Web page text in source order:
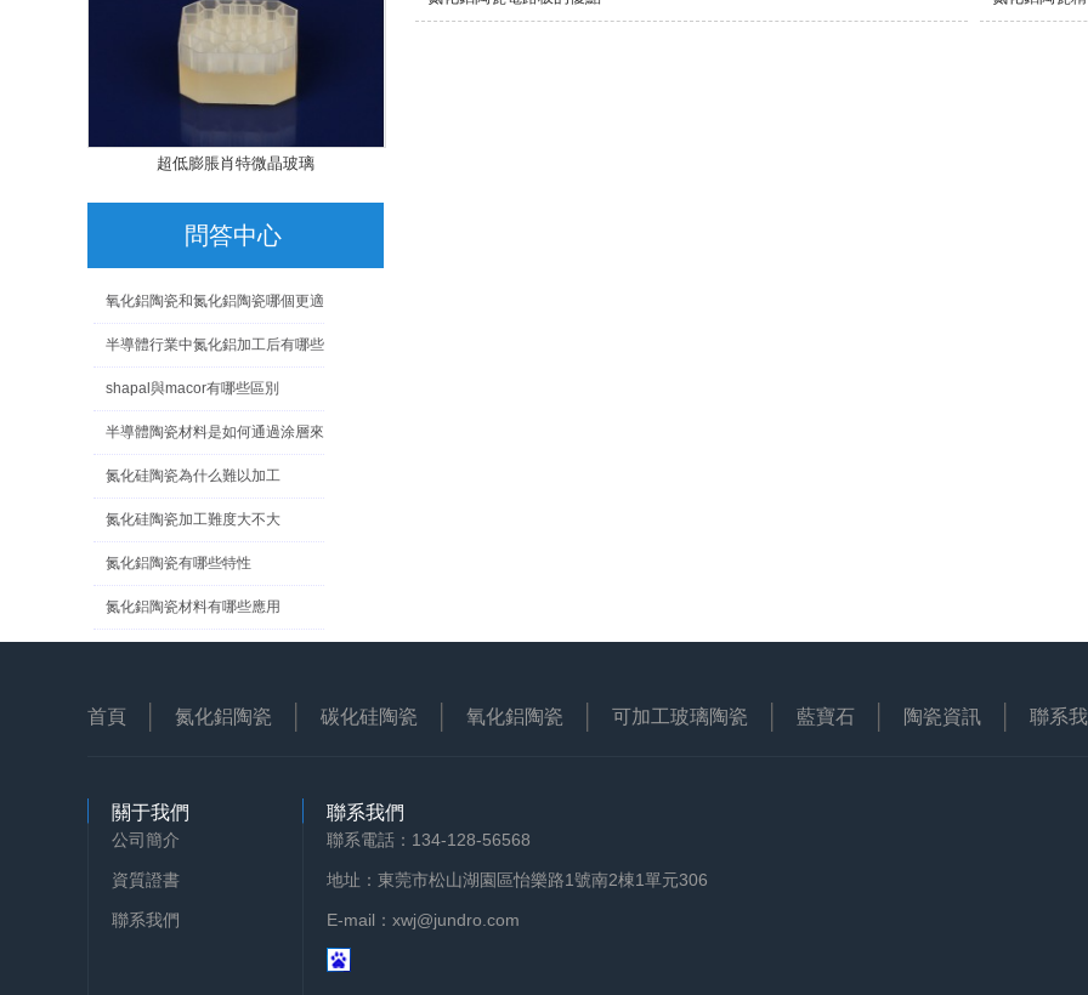
超低膨脹肖特微晶玻璃
問答中心
氧化鋁陶瓷和氮化鋁陶瓷哪個更適
合用于半導體
半導體行業中氮化鋁加工后有哪些
是我們熟悉的零件？
shapal與macor有哪些區別
半導體陶瓷材料是如何通過涂層來
提升性能的
氮化硅陶瓷為什么難以加工
氮化硅陶瓷加工難度大不大
氮化鋁陶瓷有哪些特性
氮化鋁陶瓷材料有哪些應用
首頁 氮化鋁陶瓷 碳化硅陶瓷 氧化鋁陶瓷 可加工玻璃陶瓷 藍寶石 陶瓷資訊 聯系
關于我們
公司簡介
資質證書
聯系我們
聯系我們
聯系電話：134-128-56568
地址：東莞市松山湖園區怡樂路1號南2棟1單元306
E-mail：xwj@jundro.com